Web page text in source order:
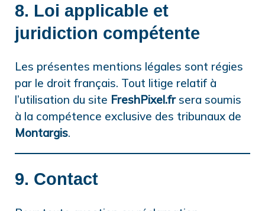
8. Loi applicable et
juridiction compétente
Les présentes mentions légales sont régies
par le droit français. Tout litige relatif à
l’utilisation du site FreshPixel.frsera soumis
à la compétence exclusive des tribunaux de
Montargis.
9. Contact